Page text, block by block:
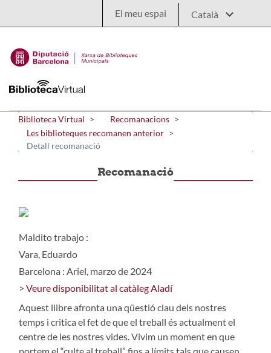
El meu espai
Biblioteca Virtual
Recomanacions
Les biblioteques recomanen anterior
Detall recomanació
Recomanació
Maldito trabajo :
Vara, Eduardo
Barcelona : Ariel, marzo de 2024
> Veure disponibilitat al catàleg Aladí
Aquest llibre afronta una qüestió clau dels nostres
temps i critica el fet de que el treball és actualment el
centre de les nostres vides. Vivim un moment en que